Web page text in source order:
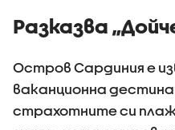
Разказва
Остров Сардиния е
ваканционна
страхотните си